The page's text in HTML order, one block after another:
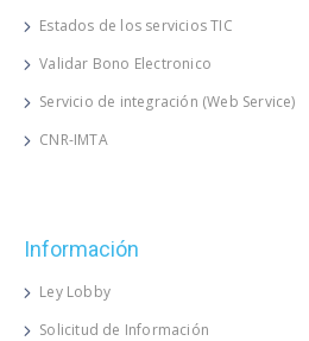
Estados de los servicios TIC
Validar Bono Electronico
Servicio de integración (Web Service)
CNR-IMTA
Información
Ley Lobby
Solicitud de Información